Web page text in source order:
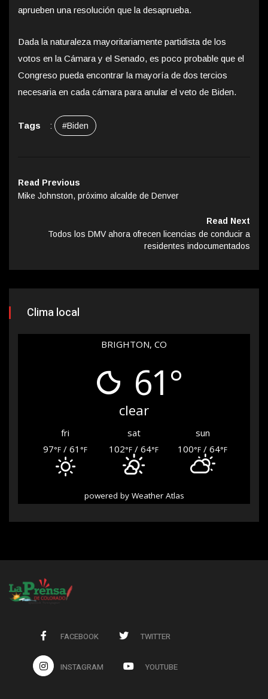
aprueben una resolución que la desaprueba.
Dada la naturaleza mayoritariamente partidista de los
votos en la Cámara y el Senado, es poco probable que el
Congreso pueda encontrar la mayoría de dos tercios
necesaria en cada cámara para anular el veto de Biden.
Tags : #Biden
Read Previous
Mike Johnston, próximo alcalde de Denver
Read Next
Todos los DMV ahora ofrecen licencias de conducir a
residentes indocumentados
Clima local
BRIGHTON, CO
61°
clear
fri sat
sun
97°F / 61 °F 102°F / 64°F 100°F / 64°F
powered by Weather Atlas
FACEBOOK TWITTER
INSTAGRAM YOUTUBE